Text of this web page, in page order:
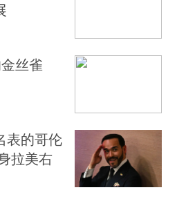
丝雀
表的哥伦
拉美右